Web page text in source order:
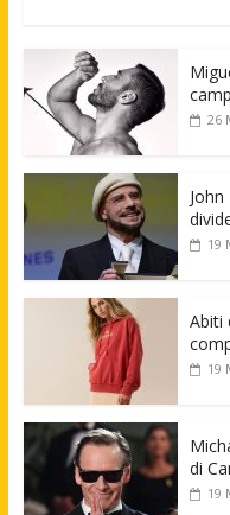
26
19
Abiti
19
di
19